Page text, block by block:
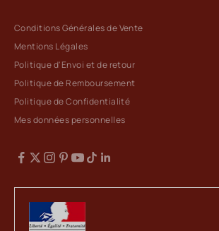
Conditions Générales de Vente
Mentions Légales
Politique d'Envoi et de retour
Politique de Remboursement
Politique de Confidentialité
Mes données personnelles